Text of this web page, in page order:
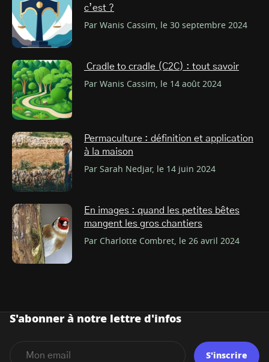
c’est ?
Par Wanis Cassim, le 30 septembre 2024
Cradle to cradle (C2C) : tout savoir
Par Wanis Cassim, le 14 août 2024
Permaculture : définition et application
à la maison
Par Sarah Nedjar, le 14 juin 2024
En images : quand les petites bêtes
mangent les gros chantiers
Par Charlotte Combret, le 26 avril 2024
S'abonner à notre lettre d'infos
S'inscrire